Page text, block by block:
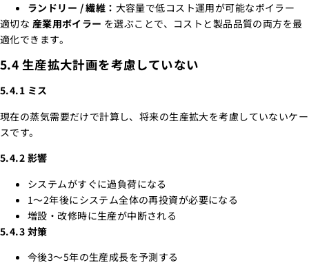
ランドリー / 繊維： 大容量で低コスト運用が可能なボイラー
適切な 産業用ボイラー を選ぶことで、コストと製品品質の両方を最
適化できます。
5.4 生産拡大計画を考慮していない
5.4.1 ミス
現在の蒸気需要だけで計算し、将来の生産拡大を考慮していないケー
スです。
5.4.2 影響
システムがすぐに過負荷になる
1～2年後にシステム全体の再投資が必要になる
増設・改修時に生産が中断される
5.4.3 対策
今後3～5年の生産成長を予測する